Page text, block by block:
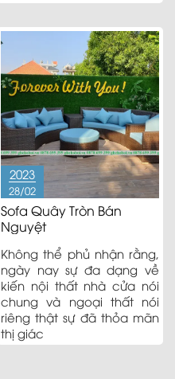
2023
28/02
Sofa Quây Tròn Bán
Nguyệt
Không thể phủ nhận rằng,
ngày nay sự đa dạng về
kiến nội thất nhà cửa nói
chung và ngoại thất nói
riêng thật sự đã thỏa mãn
thị giác